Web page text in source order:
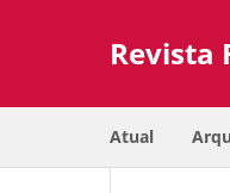
Revista
Atual